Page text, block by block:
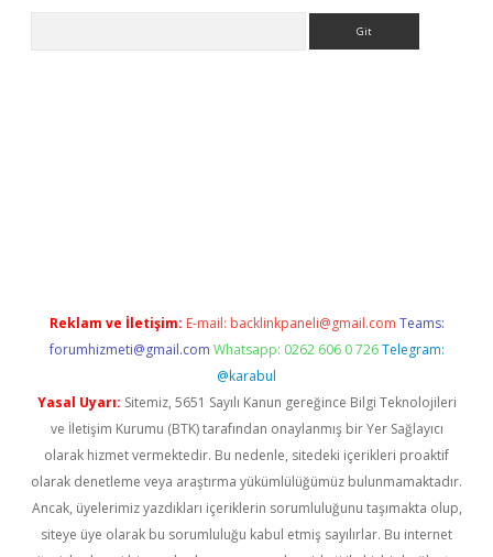
Reklam ve İletişim: E-mail: backlinkpaneli@gmail.com Teams:
forumhizmeti@gmail.com Whatsapp: 0262 606 0 726 Telegram:
@karabul
Yasal Uyarı: Sitemiz, 5651 Sayılı Kanun gereğince Bilgi Teknolojileri
ve İletişim Kurumu (BTK) tarafından onaylanmış bir Yer Sağlayıcı
olarak hizmet vermektedir. Bu nedenle, sitedeki içerikleri proaktif
olarak denetleme veya araştırma yükümlülüğümüz bulunmamaktadır.
Ancak, üyelerimiz yazdıkları içeriklerin sorumluluğunu taşımakta olup,
siteye üye olarak bu sorumluluğu kabul etmiş sayılırlar. Bu internet